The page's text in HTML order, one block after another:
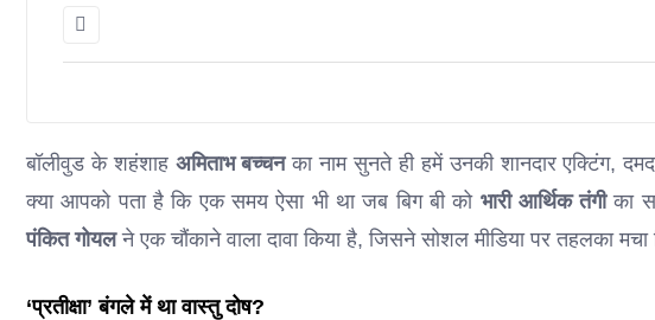
बॉलीवुड के शहंशाह अमिताभ बच्चनका नाम सुनते ही हमें उनकी शानदार एक्टिंग,
क्या आपको पता है कि एक समय ऐसा भी था जब बिग बी को भारी आर्थिक तंगीका
पंकित गोयलने एक चौंकाने वाला दावा किया है, जिसने सोशल मीडिया पर तहलका मचा
‘प्रतीक्षा’ बंगले में था वास्तु दोष?